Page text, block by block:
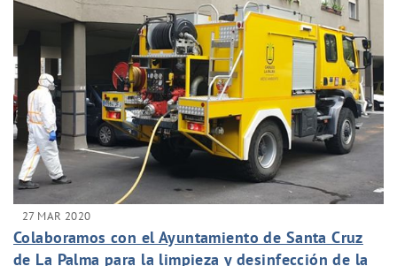
27 MAR 2020
Colaboramos con el Ayuntamiento de Santa Cruz
de La Palma para la limpieza y desinfección de la